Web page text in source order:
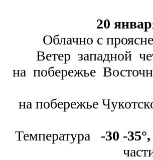
20
Облачно с
Ветер западной
на побережье
на побережье
Температура
-30 -35°,